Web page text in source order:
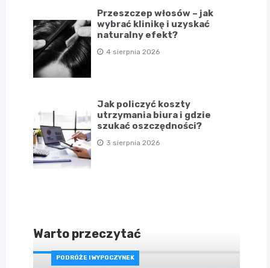
Przeszczep włosów – jak
wybrać klinikę i uzyskać
naturalny efekt?
4 sierpnia 2026
Jak policzyć koszty
utrzymania biura i gdzie
szukać oszczędności?
3 sierpnia 2026
Warto przeczytać
PODRÓŻE I WYPOCZYNEK